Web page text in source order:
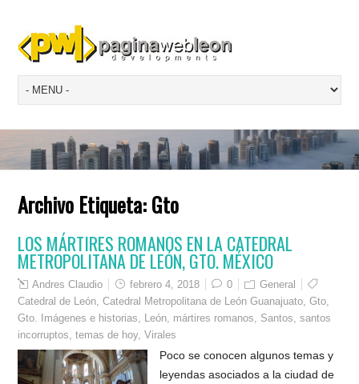
Archivo Etiqueta:Gto
LOS MÁRTIRES ROMANOS EN LA CATEDRAL
METROPOLITANA DE LEÓN, GTO. MÉXICO
Andres Claudio febrero 4, 2018 0
General
Catedral de León ,Catedral Metropolitana de León Guanajuato ,Gto
Gto. Imágenes e historias
León mártires romanos Santos ,santos
incorruptos ,temas de hoy,Virales
Poco se conocen algunos temas y
leyendas asociados a la ciudad de